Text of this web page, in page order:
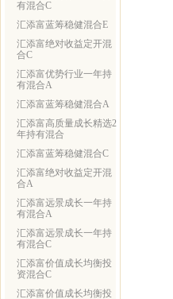
有混合C
汇添富蓝筹稳健混合E
汇添富绝对收益定开混
合C
汇添富优势行业一年持
有混合A
汇添富蓝筹稳健混合A
汇添富高质量成长精选2
年持有混合
汇添富蓝筹稳健混合C
汇添富绝对收益定开混
合A
汇添富远景成长一年持
有混合A
汇添富远景成长一年持
有混合C
汇添富价值成长均衡投
资混合C
汇添富价值成长均衡投